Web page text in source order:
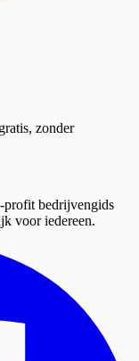
zonder
bedrijvengids
voor iedereen.